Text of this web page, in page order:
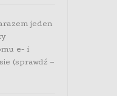
jeden
e- i
(sprawdź –